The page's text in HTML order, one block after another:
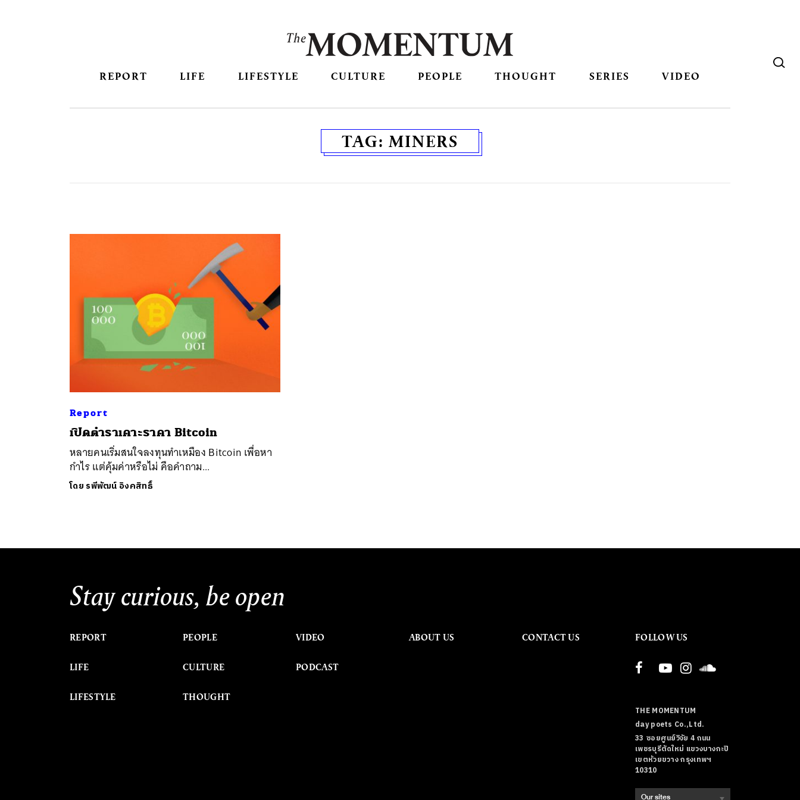
REPORT LIFE LIFESTYLE CULTURE PEOPLE THOUGHT SERIES VIDEO
TAG: MINERS
Report
เปิดตำราเคาะราคา Bitcoin
หลายคนเริ่มสนใจลงทุนทำเหมือง Bitcoin เพื่อหา
กำไร แต่คุ้มค่าหรือไม่ คือคำถาม...
โดย รพีพัฒน์ อิงคสิทธิ์
Stay curious, be open
REPORT
LIFE
LIFESTYLE
PEOPLE
CULTURE
THOUGHT
VIDEO
PODCAST
ABOUT US CONTACT US FOLLOW US
THE MOMENTUM
day poets Co.,Ltd.
33 ซอยศูนย์วิจัย 4 ถนน
เพชรบุรีตัดใหม่ แขวงบางกะปิ
เขตห้วยขวาง กรุงเทพฯ
10310